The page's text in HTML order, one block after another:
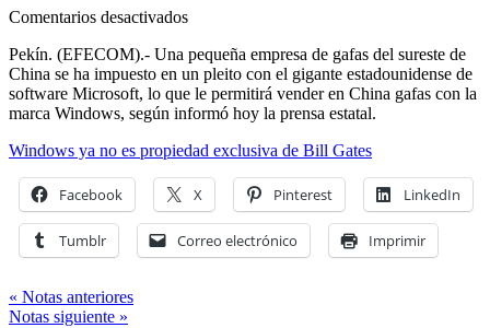
Comentarios desactivadosen
ya
no
es
propiedad
de
Bill
Gates
Pekín. (EFECOM).- Una pequeña empresa de gafas del sureste de
China se ha impuesto en un pleito con el gigante estadounidense de
software Microsoft, lo que le permitirá vender en China gafas con la
marca Windows, según informó hoy la prensa estatal.
Windows ya no es propiedad exclusiva de Bill Gates
Facebook X Pinterest LinkedIn
Tumblr Correo electrónico Imprimir
« Notas anteriores
Notas siguiente »